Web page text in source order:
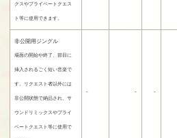
クスやプライベートクエス
ト等に使用できます。
非公開用ジングル
場面の開始や終了、節目に
挿入されるごく短い音楽で
す。リクエスト者以外には
非公開状態で納品され、サ
ウンドリミックスやプライ
ベートクエスト等に使用で
- - -